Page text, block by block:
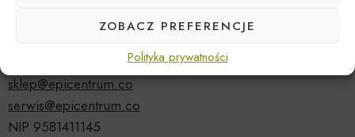
ZOBACZ PREFERENCJE
Polityka prywatności
ul. Druskiennicka 20a
sklep@epicentrum.co
serwis@epicentrum.co
NIP 9581411145